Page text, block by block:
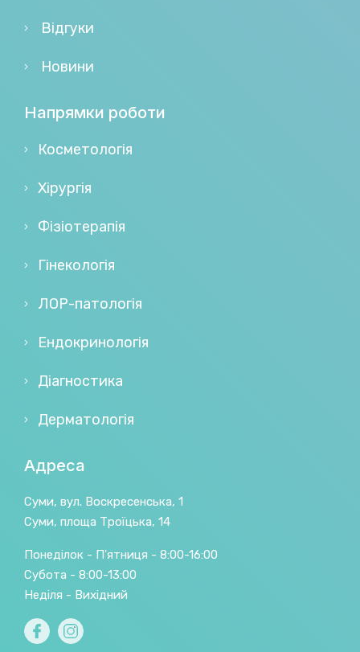
Відгуки
Новини
Напрямки роботи
Косметологія
Хірургія
Фізіотерапія
Гінекологія
ЛОР-патологія
Ендокринологія
Діагностика
Дерматологія
Адреса
Суми, вул. Воскресенська, 1
Суми, площа Троїцька, 14
Понеділок - П'ятниця - 8:00-16:00
Субота - 8:00-13:00
Неділя - Вихідний